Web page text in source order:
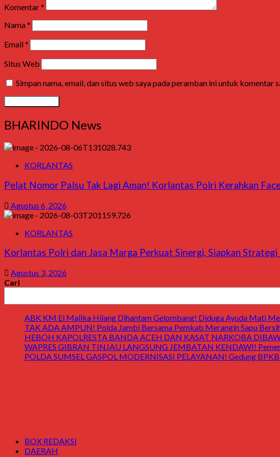
Komentar*
Nama*
Email*
Situs Web
Simpan nama, email, dan situs web saya pada peramban ini untuk komentar
BHARINDO News
KORLANTAS
Pelat Nomor Palsu Tak Lagi Aman! Korlantas Polri Kerahkan
Agustus 6, 2026
KORLANTAS
Korlantas Polri dan Jasa Marga Perkuat Sinergi, Siapkan
Agustus 3, 2026
Cari
ABK KM El Malika Hilang Dihantam Gelombang! Diduga Ayuda Mati
TAK ADA AMPUN! Polda Jambi Bersama Pemkab Merangin Sapu
HEBOH KAPOLRESTA BANDA ACEH DAN KASAT NARKOBA
WAPRES GIBRAN TINJAU LANGSUNG JEMBATAN KENDAWI!
POLDA SUMSEL GASPOL MODERNISASI PELAYANAN! Gedung
BOX REDAKSI
DAERAH